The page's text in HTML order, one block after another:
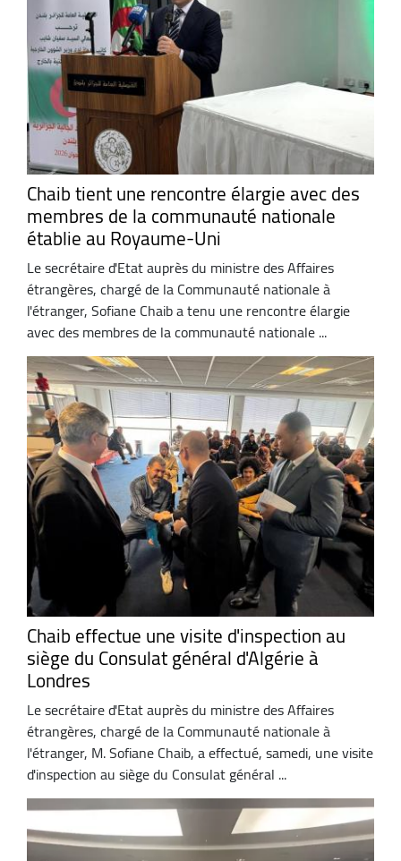
Chaib tient une rencontre élargie avec des
membres de la communauté nationale
établie au Royaume-Uni
Le secrétaire d'Etat auprès du ministre des Affaires
étrangères, chargé de la Communauté nationale à
l'étranger, Sofiane Chaib a tenu une rencontre élargie
avec des membres de la communauté nationale ...
Chaib effectue une visite d'inspection au
siège du Consulat général d'Algérie à
Londres
Le secrétaire d'Etat auprès du ministre des Affaires
étrangères, chargé de la Communauté nationale à
l'étranger, M. Sofiane Chaib, a effectué, samedi, une visite
d'inspection au siège du Consulat général ...